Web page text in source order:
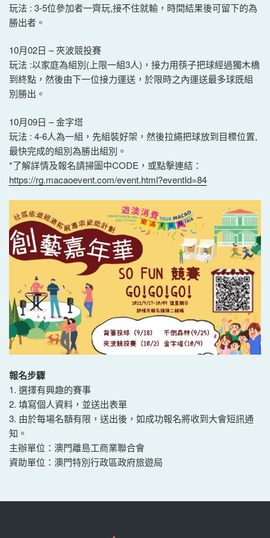
玩法 : 3-5位參加者一齊玩,接不住就輸，時間結果後可留下的為
勝出者。
10月02日 – 夾波競投賽
玩法 :以家庭為組別(上限一組3人)，接力用筷子把球經過獨木橋
到終點，然後由下一位接力運送，於限時之內運送最多球既組
別勝出。
10月09日 – 金字塔
玩法 : 4-6人為一組，先組裝好架，然後拉繩把球放到目標位置,
最快完成的組別為勝出組別。
*了解詳情及報名請掃圖中CODE，或點擊連結：
https://rg.macaoevent.com/event.html?eventId=84
報名步驟
1. 選擇有興趣的賽事
2. 填寫個人資料，並送出表單
3. 由於每場名額有限，送出後，如成功報名將收到大會短訊通
知。
主辦單位：澳門離島工商業聯合會
資助單位：澳門特別行政區政府旅遊局